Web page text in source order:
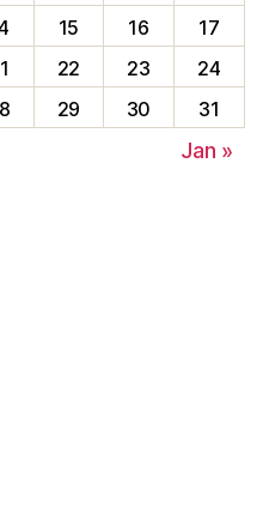
15 16
17
22 23
24
29 30 31
Jan »